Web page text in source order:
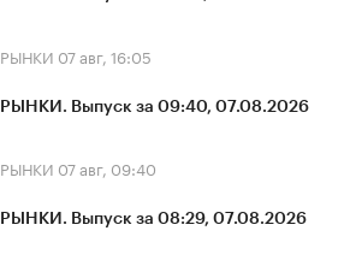
РЫНКИ 07 авг, 16:05
РЫНКИ. Выпуск за 09:40, 07.08.2026
РЫНКИ 07 авг, 09:40
РЫНКИ. Выпуск за 08:29, 07.08.2026